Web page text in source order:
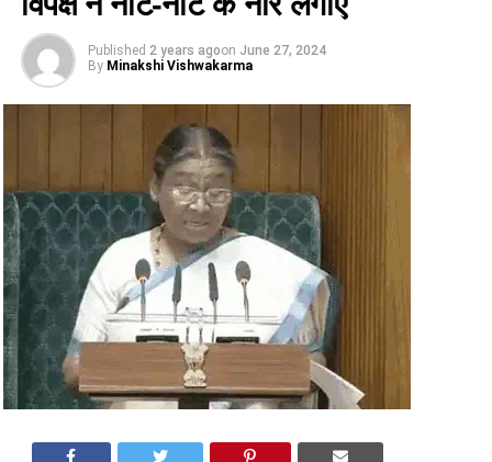
Published 2 years agoon June 27, 2024
By Minakshi Vishwakarma